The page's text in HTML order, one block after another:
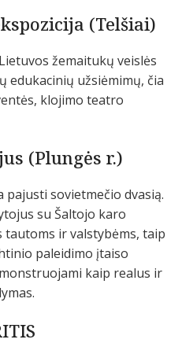
(Telšiai)
žemaitukų veislės
edukacinių užsiėmimų, čia
klojimo teatro
(Plungės r.)
sovietmečio dvasią.
su Šaltojo karo
tautoms ir valstybėms, taip
paleidimo įtaiso
kaip realus ir